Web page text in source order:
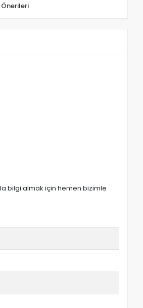
Önerileri
bilgi almak için hemen bizimle